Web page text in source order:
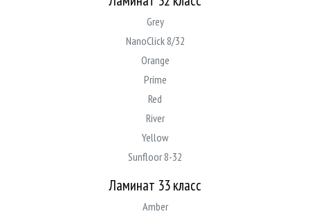
Grey
NanoClick 8/32
Orange
Prime
Red
River
Yellow
Sunfloor 8-32
Ламинат 33 класс
Amber